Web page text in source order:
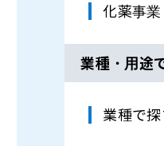
化薬事業
業種・用途
業種で